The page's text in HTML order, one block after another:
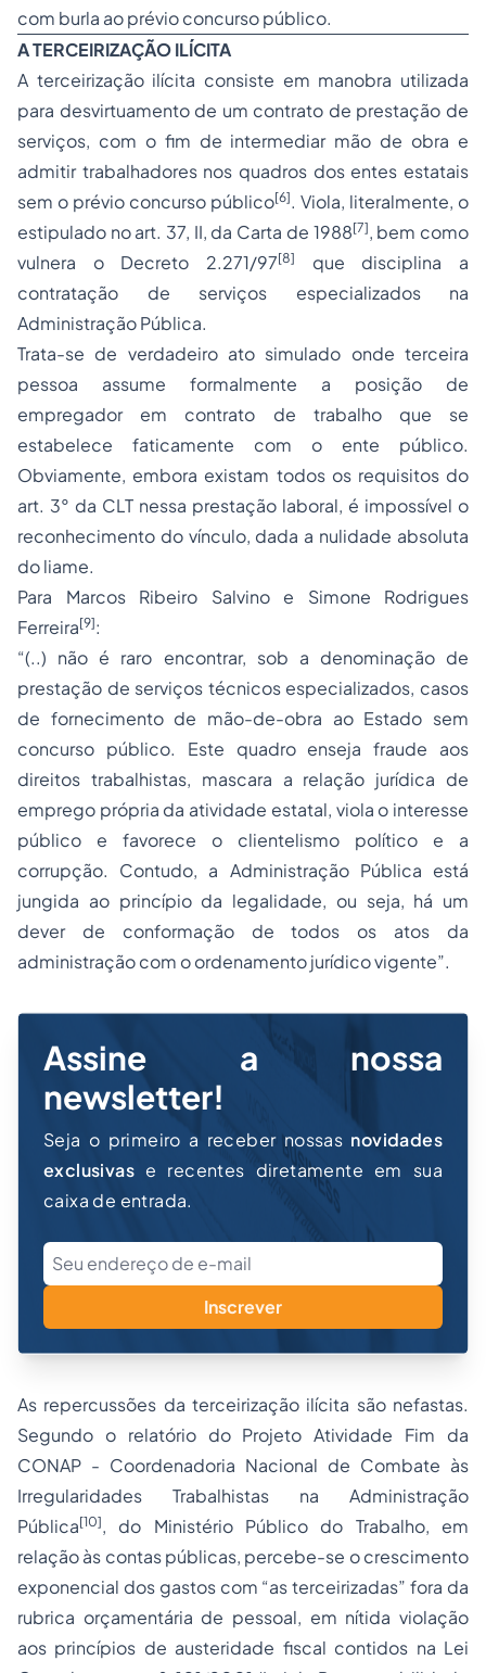
com burla ao prévio concurso público.
A TERCEIRIZAÇÃO ILÍCITA
A terceirização ilícita consiste em manobra utilizada
para desvirtuamento de um contrato de prestação de
serviços, com o fim de intermediar mão de obra e
admitir trabalhadores nos quadros dos entes estatais
sem o prévio concurso público[6]. Viola, literalmente, o
estipulado no art. 37, II, da Carta de 1988[7], bem como
vulnera o Decreto 2.271/97[8]
que disciplina a
contratação de serviços especializados na
Administração Pública.
Trata-se de verdadeiro ato simulado onde terceira
pessoa assume formalmente a posição de
empregador em contrato de trabalho que se
estabelece faticamente com o ente público.
Obviamente, embora existam todos os requisitos do
art. 3° da CLT nessa prestação laboral, é impossível o
reconhecimento do vínculo, dada a nulidade absoluta
do liame.
Para Marcos Ribeiro Salvino e Simone Rodrigues
Ferreira[9]:
“(..) não é raro encontrar, sob a denominação de
prestação de serviços técnicos especializados, casos
de fornecimento de mão-de-obra ao Estado sem
concurso público. Este quadro enseja fraude aos
direitos trabalhistas, mascara a relação jurídica de
emprego própria da atividade estatal, viola o interesse
público e favorece o clientelismo político e a
corrupção. Contudo, a Administração Pública está
jungida ao princípio da legalidade, ou seja, há um
dever de conformação de todos os atos da
administração com o ordenamento jurídico vigente”.
Assine a nossa
newsletter!
Seja o primeiro a receber nossas novidades
exclusivas e recentes diretamente em sua
caixa de entrada.
Inscrever
As repercussões da terceirização ilícita são nefastas.
Segundo o relatório do Projeto Atividade Fim da
CONAP - Coordenadoria Nacional de Combate às
Irregularidades Trabalhistas na Administração
Pública[10], do Ministério Público do Trabalho, em
relação às contas públicas, percebe-se o crescimento
exponencial dos gastos com “as terceirizadas” fora da
rubrica orçamentária de pessoal, em nítida violação
aos princípios de austeridade fiscal contidos na Lei